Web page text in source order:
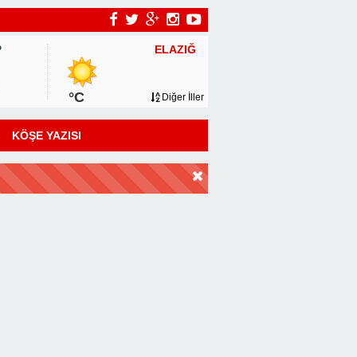
ELAZIĞ
°C Diğer İller
KÖŞE YAZISI